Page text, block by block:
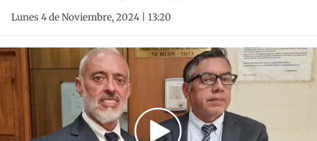
Lunes 4 de Noviembre, 2024 | 13:20